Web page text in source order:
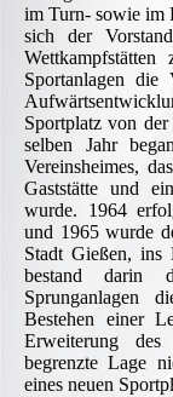
im Turn- sowie im
sich der
Sportanlagen die
Sportplatz von
selben Jahr
Vereinsheimes,
Gaststätte und
wurde. 1964
und 1965 wurde
Stadt Gießen, ins
bestand darin
Sprunganlagen
Bestehen einer
Erweiterung des
begrenzte Lage
eines neuen